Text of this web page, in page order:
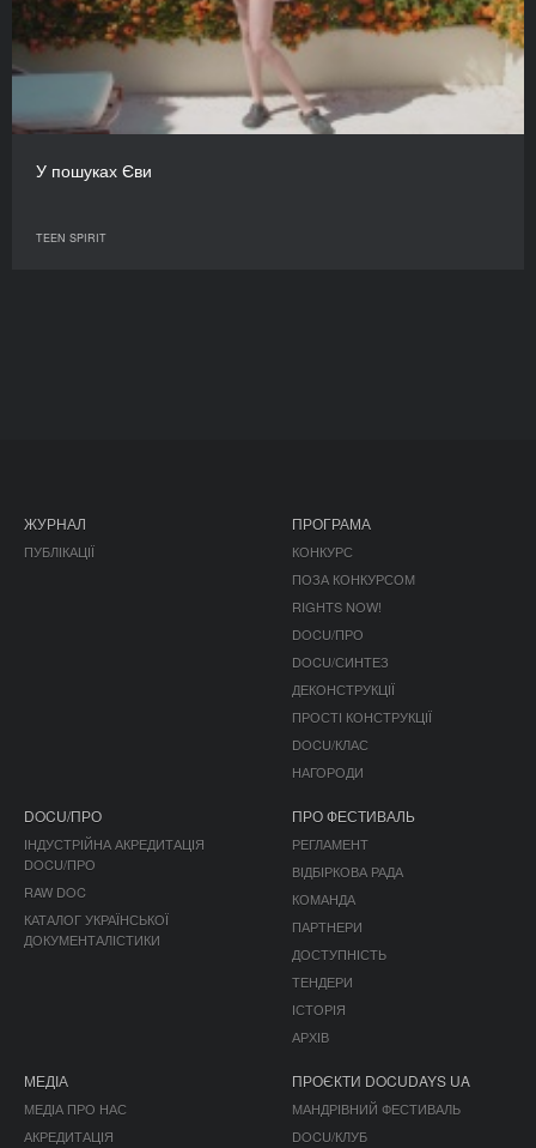
У пошуках Єви
TEEN SPIRIT
ЖУРНАЛ
ПУБЛІКАЦІЇ
ПРОГРАМА
КОНКУРС
ПОЗА КОНКУРСОМ
RIGHTS NOW!
DOCU/ПРО
DOCU/СИНТЕЗ
ДЕКОНСТРУКЦІЇ
ПРОСТІ КОНСТРУКЦІЇ
DOCU/КЛАС
НАГОРОДИ
DOCU/ПРО
ІНДУСТРІЙНА АКРЕДИТАЦІЯ
DOCU/ПРО
RAW DOC
КАТАЛОГ УКРАЇНСЬКОЇ
ДОКУМЕНТАЛІСТИКИ
ПРО ФЕСТИВАЛЬ
РЕГЛАМЕНТ
ВІДБІРКОВА РАДА
КОМАНДА
ПАРТНЕРИ
ДОСТУПНІСТЬ
ТЕНДЕРИ
ІСТОРІЯ
АРХІВ
МЕДІА
МЕДІА ПРО НАС
АКРЕДИТАЦІЯ
ПРОЄКТИ DOCUDAYS UA
МАНДРІВНИЙ ФЕСТИВАЛЬ
DOCU/КЛУБ